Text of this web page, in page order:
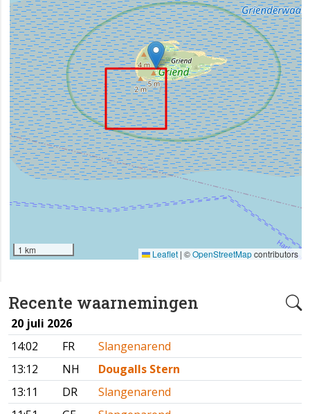
Recente waarnemingen
20 juli 2026
14:02
FR
Slangenarend
13:12
NH
Dougalls Stern
13:11
DR
Slangenarend
1 km Leaflet | ©OpenStreetMapcontributors